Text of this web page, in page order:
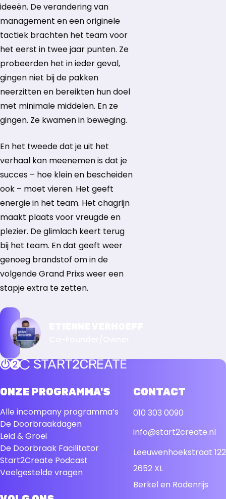
ideeën. De verandering van
management en een originele
tactiek brachten het team voor
het eerst in twee jaar punten. Ze
probeerden het in ieder geval,
gingen niet bij de pakken
neerzitten en bereikten hun doel
met minimale middelen. En ze
gingen. Ze kwamen in beweging.
En het tweede dat je uit het
verhaal kan meenemen is dat je
succes – hoe klein en bescheiden
ook – moet vieren. Het geeft
energie in het team. Het chagrijn
maakt plaats voor vreugde en
plezier. De glimlach keert terug
bij het team. En dat geeft weer
genoeg brandstof om in de
volgende Grand Prixs weer een
stapje extra te zetten.
Terug naar de startpagina
ONZE PROGRAMMA'S
Alle incompany programma’s
De Doorbraakdagen
Leid & Groei
De Doorbraak Facilitator
Start2Create Podcast
Veelgestelde vragen
CONTACT
010 303 0090
info@start2create.nl
Leeuwenhoekstraat 122
2652 XL
Berkel en Rodenrijs